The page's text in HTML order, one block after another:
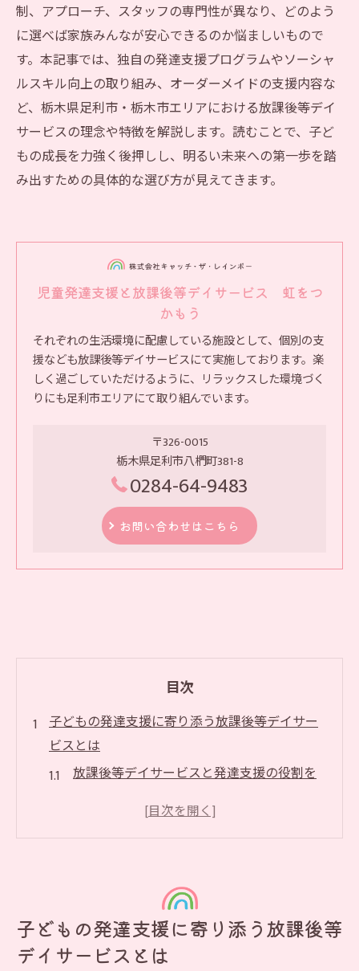
制、アプローチ、スタッフの専門性が異なり、どのよう
に選べば家族みんなが安心できるのか悩ましいもので
す。本記事では、独自の発達支援プログラムやソーシャ
ルスキル向上の取り組み、オーダーメイドの支援内容な
ど、栃木県足利市・栃木市エリアにおける放課後等デイ
サービスの理念や特徴を解説します。読むことで、子ど
もの成長を力強く後押しし、明るい未来への第一歩を踏
み出すための具体的な選び方が見えてきます。
児童発達支援と放課後等デイサービス 虹をつ
かもう
それぞれの生活環境に配慮している施設として、個別の支
援なども放課後等デイサービスにて実施しております。楽
しく過ごしていただけるように、リラックスした環境づく
りにも足利市エリアにて取り組んでいます。
〒326-0015
栃木県足利市八椚町381-8
0284-64-9483
お問い合わせはこちら
目次
子どもの発達支援に寄り添う放課後等デイサー
ビスとは
放課後等デイサービスと発達支援の役割を
放課後等デイサービス選びで重視したい基
準
地域の放課後等デイサービスの最新傾向
子どもの発達支援に寄り添う放課後等
デイサービスとは